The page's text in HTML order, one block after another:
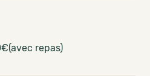
repas)